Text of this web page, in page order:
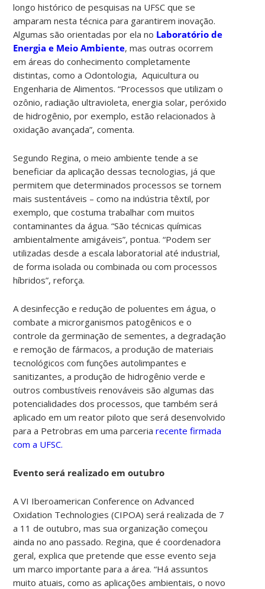
longo histórico de pesquisas na UFSC que se
amparam nesta técnica para garantirem inovação.
Algumas são orientadas por ela no Laboratório de
Energia e Meio Ambiente, mas outras ocorrem
em áreas do conhecimento completamente
distintas, como a Odontologia, Aquicultura ou
Engenharia de Alimentos. “Processos que utilizam o
ozônio, radiação ultravioleta, energia solar, peróxido
de hidrogênio, por exemplo, estão relacionados à
oxidação avançada”, comenta.
Segundo Regina, o meio ambiente tende a se
beneficiar da aplicação dessas tecnologias, já que
permitem que determinados processos se tornem
mais sustentáveis – como na indústria têxtil, por
exemplo, que costuma trabalhar com muitos
contaminantes da água. “São técnicas químicas
ambientalmente amigáveis”, pontua. “Podem ser
utilizadas desde a escala laboratorial até industrial,
de forma isolada ou combinada ou com processos
híbridos”, reforça.
A desinfecção e redução de poluentes em água, o
combate a microrganismos patogênicos e o
controle da germinação de sementes, a degradação
e remoção de fármacos, a produção de materiais
tecnológicos com funções autolimpantes e
sanitizantes, a produção de hidrogênio verde e
outros combustíveis renováveis são algumas das
potencialidades dos processos, que também será
aplicado em um reator piloto que será desenvolvido
para a Petrobras em uma parceria recente firmada
com a UFSC.
Evento será realizado em outubro
A VI Iberoamerican Conference on Advanced
Oxidation Technologies (CIPOA) será realizada de 7
a 11 de outubro, mas sua organização começou
ainda no ano passado. Regina, que é coordenadora
geral, explica que pretende que esse evento seja
um marco importante para a área. “Há assuntos
muito atuais, como as aplicações ambientais, o novo